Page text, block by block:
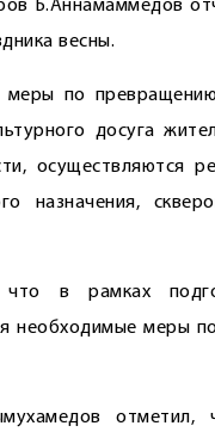
Б.Аннамаммедов
весны.
меры по
досуга
осуществляются
назначения,
в рамках
необходимые меры